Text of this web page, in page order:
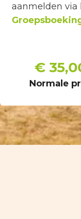
aanmelden via
€
Normale